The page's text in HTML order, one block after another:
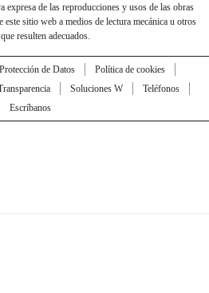
de las reproducciones y usos de las obras
este sitio web a medios de lectura mecánica u otros
resulten adecuados.
de Datos
Política de cookies
Soluciones W
Teléfonos
Escríbanos